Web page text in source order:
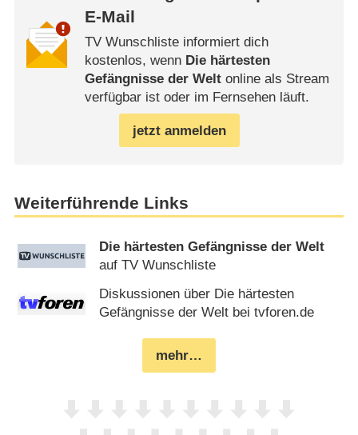
E-Mail
TV Wunschliste informiert dich
kostenlos, wenn Die härtesten
Gefängnisse der Weltonline als Stream
verfügbar ist oder im Fernsehen läuft.
jetzt anmelden
Weiterführende Links
Die härtesten Gefängnisse der Welt
auf TV Wunschliste
Diskussionen über Die härtesten
Gefängnisse der Welt bei tvforen.de
mehr…